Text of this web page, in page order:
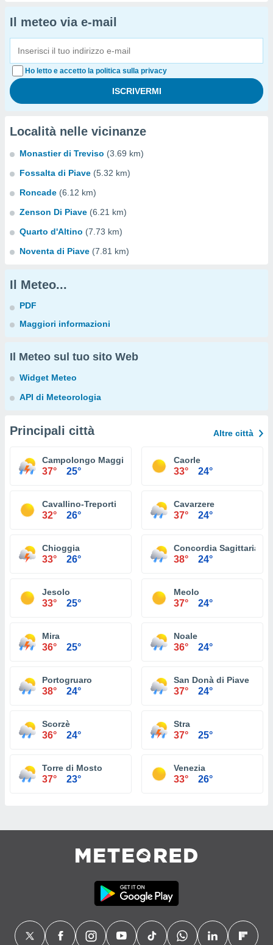
Il meteo via e-mail
Ho letto e accetto la politica sulla privacy
Località nelle vicinanze
Monastier di Treviso (3.69 km)
Fossalta di Piave (5.32 km)
Roncade (6.12 km)
Zenson Di Piave (6.21 km)
Quarto d'Altino (7.73 km)
Noventa di Piave (7.81 km)
Il Meteo...
PDF
Maggiori informazioni
Il Meteo sul tuo sito Web
Widget Meteo
API di Meteorologia
Principali città Altre città
Campolongo Maggiore
37° 25°
Caorle
33° 24°
Cavallino-Treporti
32° 26°
Cavarzere
37° 24°
Chioggia
33° 26°
Concordia Sagittaria
38° 24°
Jesolo
33° 25°
Meolo
37° 24°
Mira
36° 25°
Noale
36° 24°
Portogruaro
38° 24°
San Donà di Piave
37° 24°
Scorzè
36° 24°
Stra
37° 25°
Torre di Mosto
37° 23°
Venezia
33° 26°